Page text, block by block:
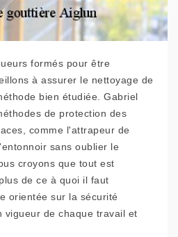
formés pour être
à assurer le nettoyage de
bien étudiée. Gabriel
de protection des
comme l'attrapeur de
sans oublier le
croyons que tout est
de ce à quoi il faut
orientée sur la sécurité
vigueur de chaque travail et